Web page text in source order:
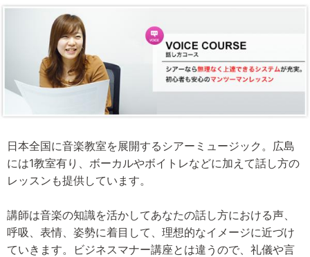
日本全国に音楽教室を展開するシアーミュージック。広島
には1教室有り、ボーカルやボイトレなどに加えて話し方の
レッスンも提供しています。
講師は音楽の知識を活かしてあなたの話し方における声、
呼吸、表情、姿勢に着目して、理想的なイメージに近づけ
ていきます。ビジネスマナー講座とは違うので、礼儀や言